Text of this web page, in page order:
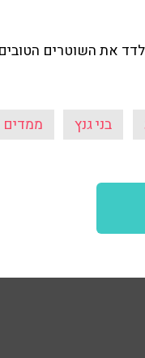
את השוטרים
בני גנץ ממדים